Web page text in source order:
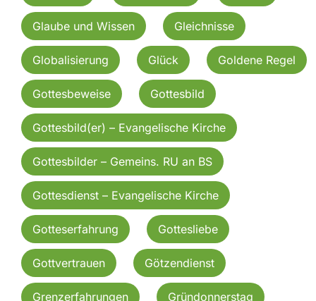
Glaube und Wissen Gleichnisse
Globalisierung Glück Goldene Regel
Gottesbeweise Gottesbild
Gottesbild(er) – Evangelische Kirche
Gottesbilder – Gemeins. RU an BS
Gottesdienst – Evangelische Kirche
Gotteserfahrung Gottesliebe
Gottvertrauen Götzendienst
Grenzerfahrungen Gründonnerstag